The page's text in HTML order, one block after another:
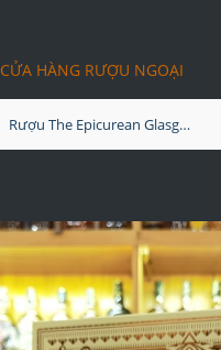
CỬA HÀNG RƯỢU NGOẠI
Rượu The Epicurean Glasgow Edition Hộp Quà